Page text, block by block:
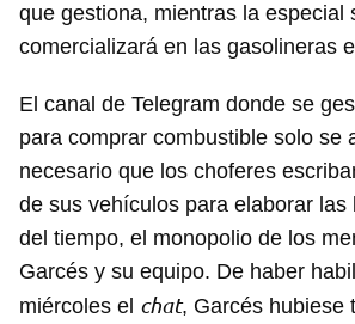
que gestiona, mientras la especial
comercializará en las gasolineras
El canal de Telegram donde se
para comprar combustible solo se
necesario que los choferes
de sus vehículos para elaborar las
del tiempo, el monopolio de los
Garcés y su equipo. De haber
miércoles el chat, Garcés hubiese